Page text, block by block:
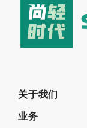
关于我们
业务